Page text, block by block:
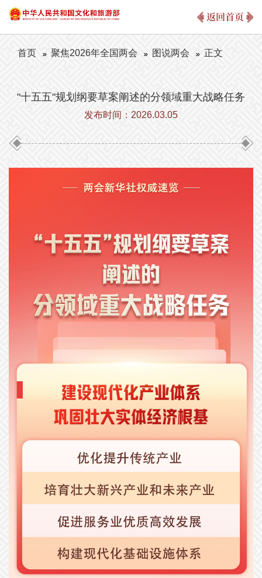
返回首页
首页 聚焦2026年全国两会 图说两会 正文
"十五五"规划纲要草案阐述的分领域重大战略任务
发布时间：2026.03.05